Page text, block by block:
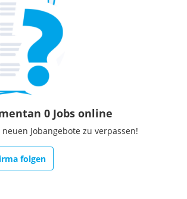
0 Jobs online
Jobangebote zu verpassen!
folgen